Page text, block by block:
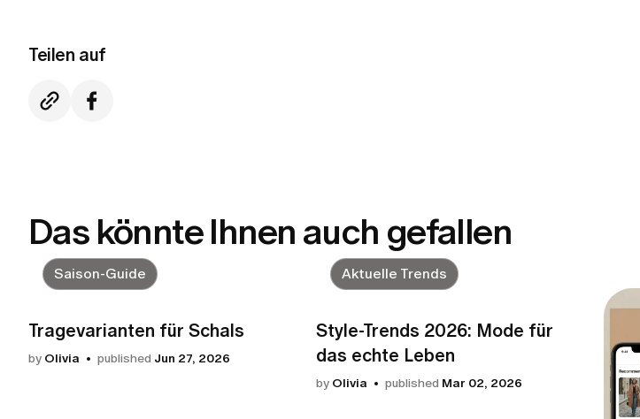
Teilen auf
Das könnte Ihnen auch gefallen
Saison-Guide
Tragevarianten für Schals
by Olivia published Jun 27, 2026
Aktuelle Trends
Style-Trends 2026: Mode für
das echte Leben
by Olivia published Mar 02, 2026